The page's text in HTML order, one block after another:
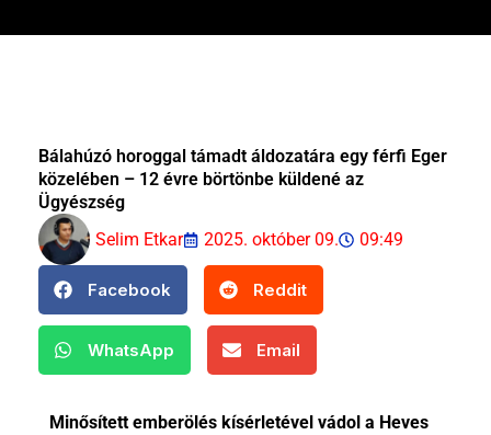
Bálahúzó horoggal támadt áldozatára egy férfi Eger
közelében – 12 évre börtönbe küldené az
Ügyészség
Selim Etkar
2025. október 09. 09:49
Facebook Reddit
WhatsApp Email
Minősített emberölés kísérletével vádol a Heves